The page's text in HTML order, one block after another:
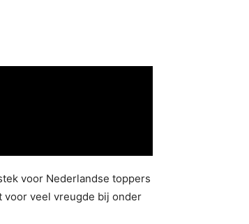
voor Nederlandse toppers
voor veel vreugde bij onder